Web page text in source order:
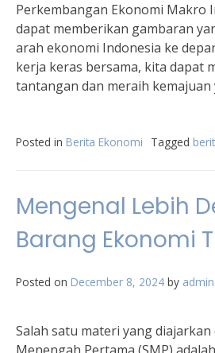
Perkembangan Ekonomi Makro
dapat memberikan gambaran
arah ekonomi Indonesia ke
kerja keras bersama, kita dapat
tantangan dan meraih kemajuan
Posted in Berita Ekonomi Tagged
Mengenal Lebih
Barang Ekonomi
Posted on December 8, 2024 by
Salah satu materi yang